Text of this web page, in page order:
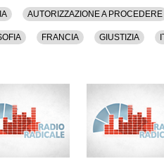
AUTORIZZAZIONE A PROCEDERE
FRANCIA GIUSTIZIA